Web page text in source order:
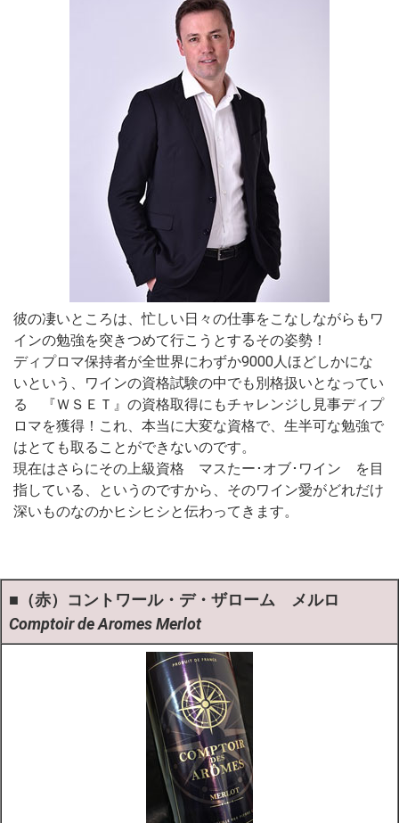
彼の凄いところは、忙しい日々の仕事をこなしながらもワ
インの勉強を突きつめて行こうとするその姿勢！
ディプロマ保持者が全世界にわずか9000人ほどしかにな
いという、ワインの資格試験の中でも別格扱いとなってい
る 『ＷＳＥＴ』の資格取得にもチャレンジし見事ディプ
ロマを獲得！これ、本当に大変な資格で、生半可な勉強で
はとても取ることができないのです。
現在はさらにその上級資格 マスたー･オブ･ワイン を目
指している、というのですから、そのワイン愛がどれだけ
深いものなのかヒシヒシと伝わってきます。
■（赤）コントワール・デ・ザローム メルロ
Comptoir de Aromes Merlot